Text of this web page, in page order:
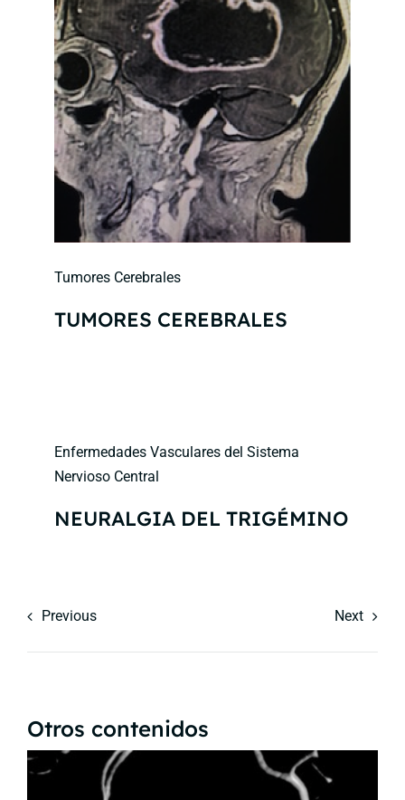
Tumores Cerebrales
TUMORES CEREBRALES
Enfermedades Vasculares del Sistema
Nervioso Central
NEURALGIA DEL TRIGÉMINO
Previous Next
Otros contenidos